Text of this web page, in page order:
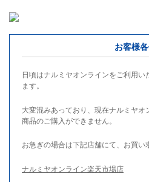
お客様
日頃はナルミヤオンラインをご利用
ます。
大変混みあっており、現在ナルミヤオ
商品のご購入ができません。
お急ぎの場合は下記店舗にて、お買い
ナルミヤオンライン楽天市場店